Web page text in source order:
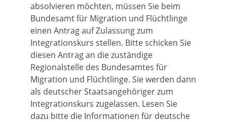
absolvieren möchten, müssen Sie beim
Bundesamt für Migration und Flüchtlinge
einen Antrag aufZulassung zum
Integrationskurs stellen. Bitte schicken Sie
diesen Antrag an die zuständige
Regionalstelle des Bundesamtes für
Migration und Flüchtlinge. Sie werden dann
als deutscher Staatsangehöriger zum
Integrationskurs zugelassen. Lesen Sie
dazu bitte die Informationen für deutsche